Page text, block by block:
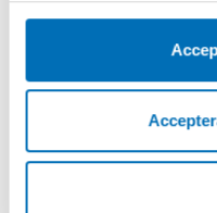
1 feb 2017
RÄTTELSE: Siffrorna i
förtydligas eftersom